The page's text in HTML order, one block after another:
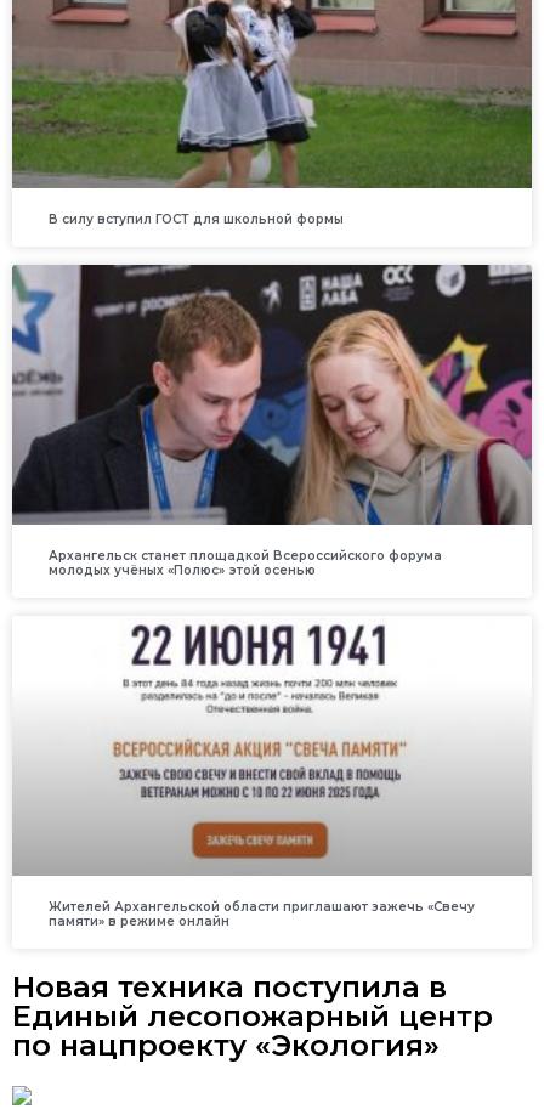
В силу вступил ГОСТ для школьной формы
Архангельск станет площадкой Всероссийского форума
молодых учёных «Полюс» этой осенью
Жителей Архангельской области приглашают зажечь «Свечу
памяти» в режиме онлайн
Новая техника поступила в
Единый лесопожарный центр
по нацпроекту «Экология»